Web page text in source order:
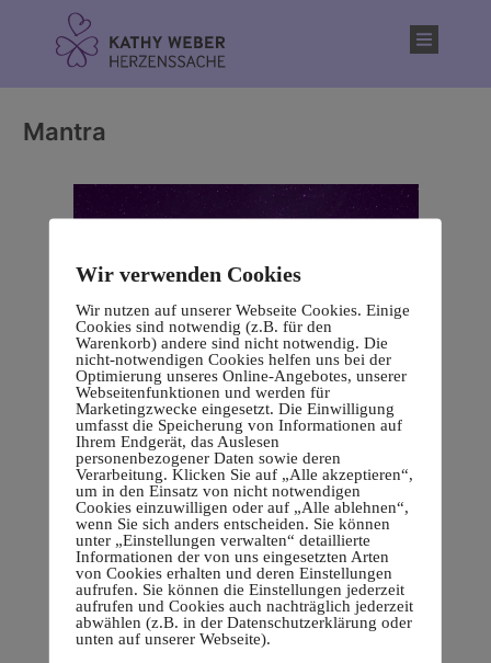
Mantra
Wir verwenden Cookies
Wir nutzen auf unserer Webseite Cookies. Einige
Cookies sind notwendig (z.B. für den
Warenkorb) andere sind nicht notwendig. Die
nicht-notwendigen Cookies helfen uns bei der
Optimierung unseres Online-Angebotes, unserer
Webseitenfunktionen und werden für
Marketingzwecke eingesetzt. Die Einwilligung
umfasst die Speicherung von Informationen auf
Ihrem Endgerät, das Auslesen
personenbezogener Daten sowie deren
Verarbeitung. Klicken Sie auf „Alle akzeptieren“,
um in den Einsatz von nicht notwendigen
Cookies einzuwilligen oder auf „Alle ablehnen“,
wenn Sie sich anders entscheiden. Sie können
unter „Einstellungen verwalten“ detaillierte
Informationen der von uns eingesetzten Arten
von Cookies erhalten und deren Einstellungen
aufrufen. Sie können die Einstellungen jederzeit
aufrufen und Cookies auch nachträglich jederzeit
abwählen (z.B. in der Datenschutzerklärung oder
unten auf unserer Webseite).